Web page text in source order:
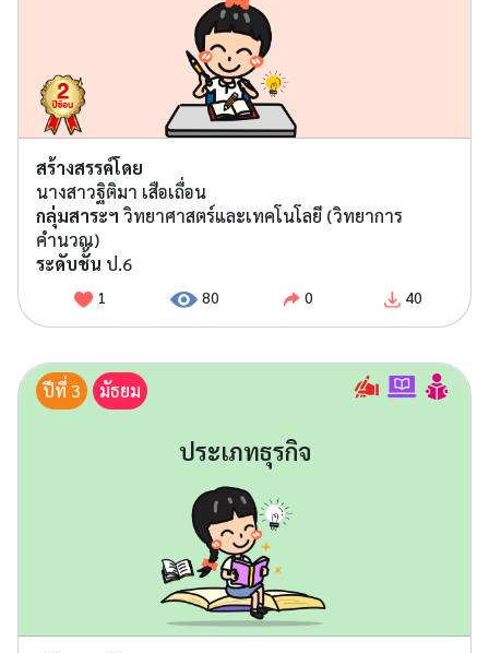
สร้างสรรค์โดย
นางสาวฐิติมา เสือเถื่อน
กลุ่มสาระฯ วิทยาศาสตร์และเทคโนโลยี (วิทยาการ
คำนวณ)
ระดับชั้น ป.6
1 80 0 40
ปีที่ 3 มัธยม
ประเภทธุรกิจ